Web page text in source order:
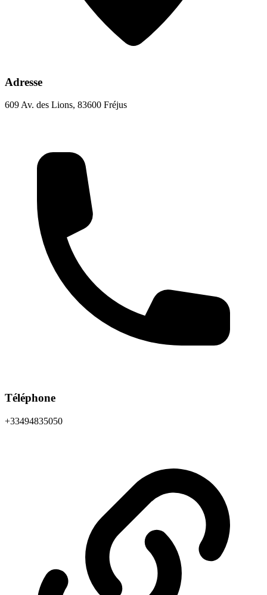
Adresse
609 Av. des Lions, 83600 Fréjus
Téléphone
+33494835050